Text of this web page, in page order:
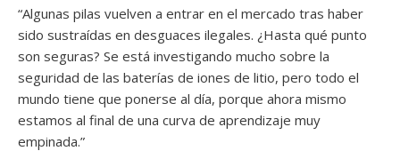
“Algunas pilas vuelven a entrar en el mercado tras haber
sido sustraídas en desguaces ilegales. ¿Hasta qué punto
son seguras? Se está investigando mucho sobre la
seguridad de las baterías de iones de litio, pero todo el
mundo tiene que ponerse al día, porque ahora mismo
estamos al final de una curva de aprendizaje muy
empinada.”